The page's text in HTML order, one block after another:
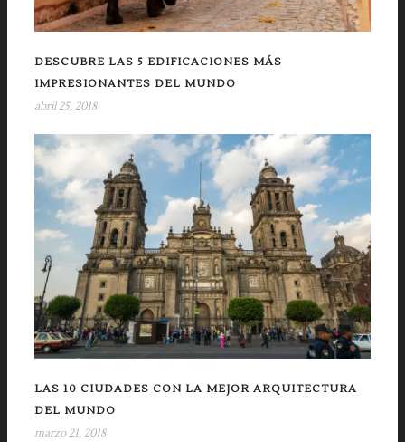
DESCUBRE LAS 5 EDIFICACIONES MÁS
IMPRESIONANTES DEL MUNDO
abril 25, 2018
LAS 10 CIUDADES CON LA MEJOR ARQUITECTURA
DEL MUNDO
marzo 21, 2018